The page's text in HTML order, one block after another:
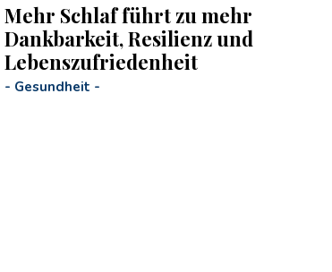
Mehr Schlaf führt zu mehr
Dankbarkeit, Resilienz und
Lebenszufriedenheit
- Gesundheit -